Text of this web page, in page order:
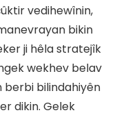
vedihewînin,
bikin
ji hêla stratejîk
wekhev belav
berbi bilindahiyên
dikin. Gelek